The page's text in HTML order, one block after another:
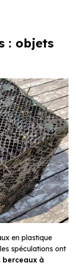
: objets
en plastique
spéculations ont
berceaux à